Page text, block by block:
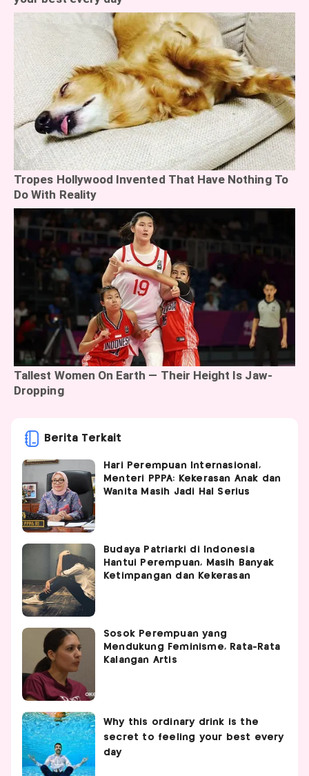
Berita Terkait
Hari Perempuan Internasional,
Menteri PPPA: Kekerasan Anak dan
Wanita Masih Jadi Hal Serius
Budaya Patriarki di Indonesia
Hantui Perempuan, Masih Banyak
Ketimpangan dan Kekerasan
Sosok Perempuan yang
Mendukung Feminisme, Rata-Rata
Kalangan Artis